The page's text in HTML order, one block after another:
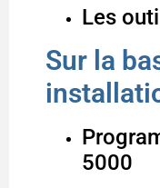
Les
Sur la
5000